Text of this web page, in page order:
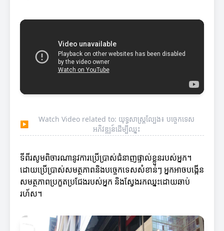
▶
Watch Video related to: យុទ្ធសាស្ត្រល្បែង៖ បច្ចេកទេស
អភិវឌ្ឍន៍ដើម្បីឈ្នះ
ទីពីរសូមពិចារណានូវការប្រើប្រាស់ជំនាញផ្ទាល់ខ្លួនរបស់អ្នក។
ដោយប្រើប្រាស់សមត្ថភាពនិងបច្ចេកទេសសំខាន់ៗ អ្នកអាចបង្កើន
សមត្ថភាពប្រកួតប្រជែងរបស់អ្នក និងស្វែងរកឈ្នះដោយឆាប់
រហ័ស។